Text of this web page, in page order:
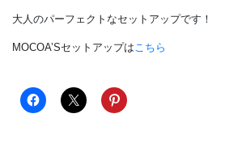
大人のパーフェクトなセットアップです！
MOCOA’Sセットアップは こちら